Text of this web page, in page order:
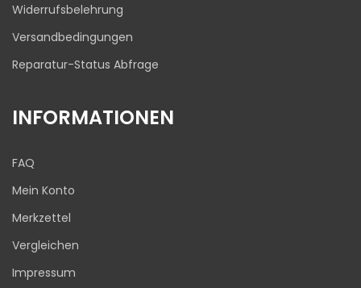
Widerrufsbelehrung
Versandbedingungen
Reparatur-Status Abfrage
INFORMATIONEN
FAQ
Mein Konto
Merkzettel
Vergleichen
Impressum